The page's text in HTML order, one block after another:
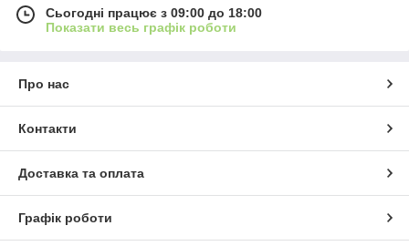
Сьогодні працює з 09:00 до 18:00
Показати весь графік роботи
Про нас
Контакти
Доставка та оплата
Графік роботи